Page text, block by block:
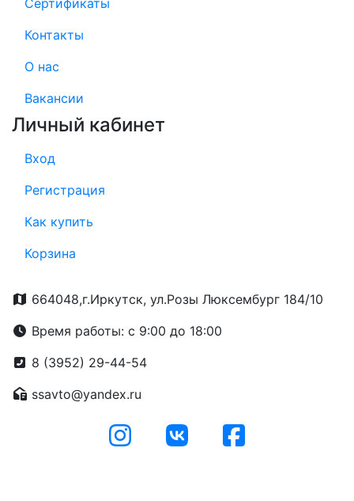
Сертификаты
Контакты
О нас
Вакансии
Личный кабинет
Вход
Регистрация
Как купить
Корзина
664048,г.Иркутск, ул.Розы Люксембург 184/10
Время работы: с 9:00 до 18:00
8 (3952) 29-44-54
ssavto@yandex.ru